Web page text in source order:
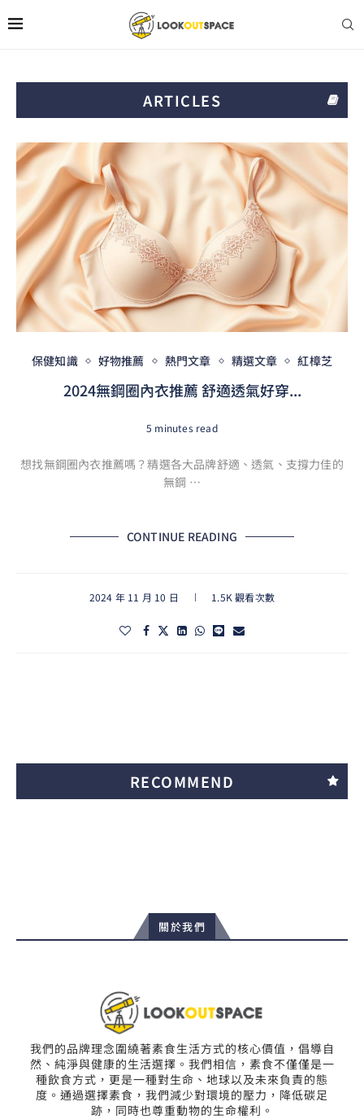
ARTICLES
保健知識 好物推薦 熱門文章 精選文章 紅樟芝
2024無鋼圈內衣推薦 舒適透氣好穿...
5 minutes read
想找無鋼圈內衣推薦嗎？精選各大品牌舒適、透氣、支撐力佳的
無鋼 …
CONTINUE READING
2024 年 11 月 10 日 1.5K 觀看次數
RECOMMEND
關於我們
我們的品牌理念圍繞著素食生活方式的核心價值，倡導自
然、純淨與健康的生活選擇。我們相信，素食不僅僅是一
種飲食方式，更是一種對生命、地球以及未來負責的態
度。通過選擇素食，我們減少對環境的壓力，降低碳足
跡，同時也尊重動物的生命權利。